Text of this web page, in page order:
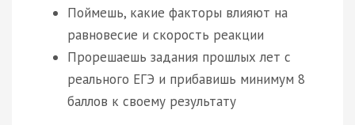
Поймешь, какие факторы влияют на
равновесие и скорость реакции
Прорешаешь задания прошлых лет с
реального ЕГЭ и прибавишь минимум 8
баллов к своему результату